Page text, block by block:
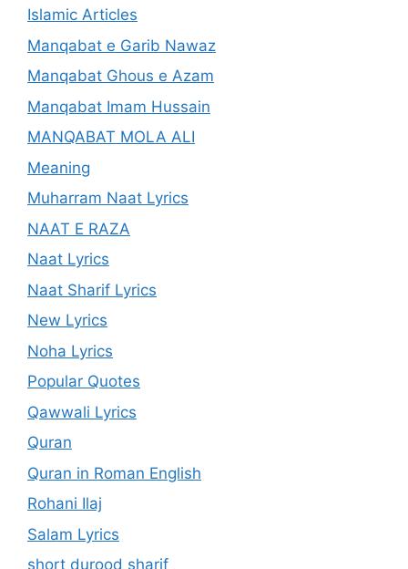
Islamic Articles
Manqabat e Garib Nawaz
Manqabat Ghous e Azam
Manqabat Imam Hussain
MANQABAT MOLA ALI
Meaning
Muharram Naat Lyrics
NAAT E RAZA
Naat Lyrics
Naat Sharif Lyrics
New Lyrics
Noha Lyrics
Popular Quotes
Qawwali Lyrics
Quran
Quran in Roman English
Rohani Ilaj
Salam Lyrics
short durood sharif